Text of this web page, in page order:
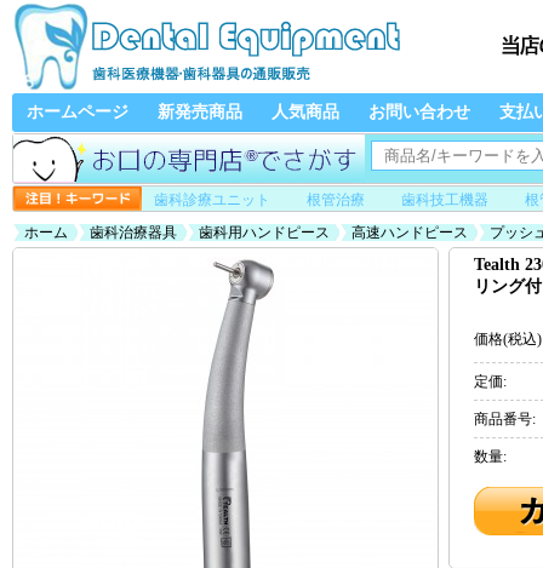
ホームページ 新発売商品 人気商品 お問い合わせ 支払
歯科診療ユニット 根管治療 歯科技工機器
根
ホーム
歯科治療器具 歯科用ハンドピース 高速ハンドピース プッシ
Tealth
リング
価格(税込
定価:
商品番号:
数量: